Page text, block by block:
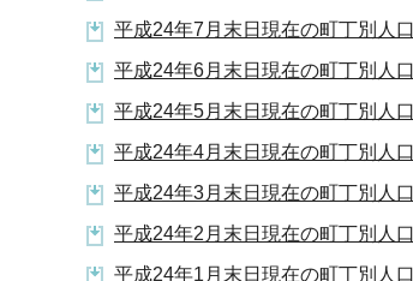
平成24年7月末日現在の町丁別人
平成24年6月末日現在の町丁別人
平成24年5月末日現在の町丁別人
平成24年4月末日現在の町丁別人
平成24年3月末日現在の町丁別人
平成24年2月末日現在の町丁別人
平成24年1月末日現在の町丁別人